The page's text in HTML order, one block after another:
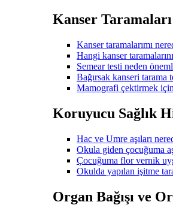
Kanser
Kanser taramalarımı
Hangi kanser
Semear testi neden
Bağırsak kanseri tarama
Mamografi çektirmek
Koruyucu Sağlık
Hac ve Umre aşıları
Okula giden çocuğuma
Çocuğuma flor vernik
Okulda yapılan işitme
Organ Bağışı ve